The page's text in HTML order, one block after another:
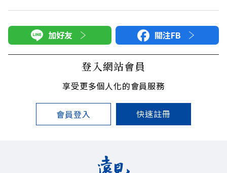
加好友 關注FB
登入網站會員
享受更多個人化的會員服務
會員登入 快速註冊